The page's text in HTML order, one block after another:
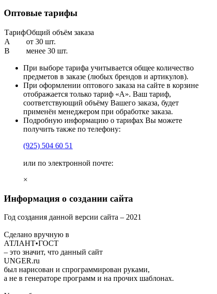
Оптовые тарифы
ТарифОбщий объём заказа
A
от 30 шт.
B
менее 30 шт.
При выборе тарифа учитывается общее количество
предметов в заказе (любых брендов и артикулов).
При оформлении оптового заказа на сайте в корзине
отображается только тариф «А». Ваш тариф,
соответствующий объёму Вашего заказа, будет
применён менеджером при обработке заказа.
Подробную информацию о тарифах Вы можете
получить также по телефону:
(925) 504 60 51
или по электронной почте:
×
Информация о создании сайта
Год создания данной версии сайта – 2021
Сделано вручную в
АТЛАНТ•ГОСТ
– это значит, что данный сайт
UNGER.ru
был нарисован и спрограммирован руками,
а не в генераторе программ и на прочих шаблонах.